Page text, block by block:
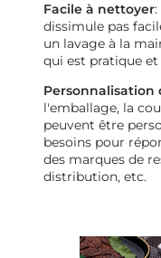
Facile à nettoyer:
dissimule pas
un lavage à la
qui est pratique et
Personnalisation
l'emballage, la
peuvent être
besoins pour
des marques de
distribution, etc.